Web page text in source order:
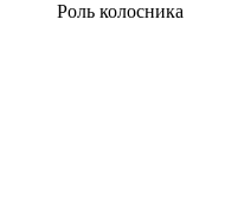
Роль колосника